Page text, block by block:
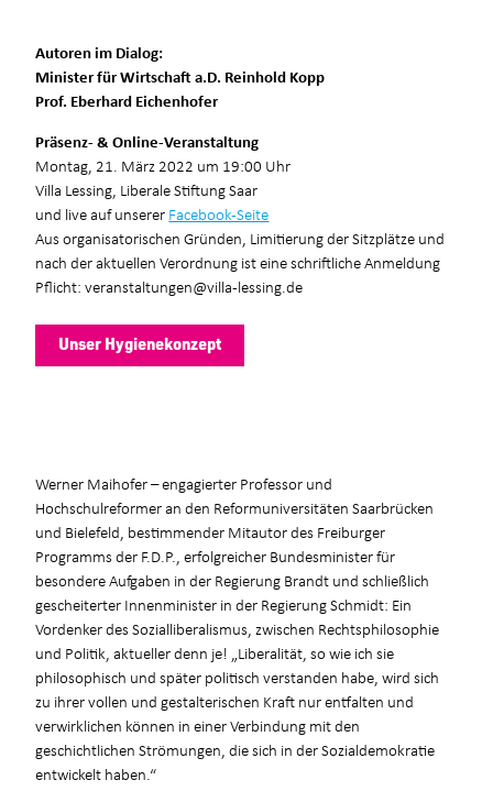
Autoren im Dialog:
Minister für Wirtschaft a.D. Reinhold Kopp
Prof. Eberhard Eichenhofer
Präsenz- & Online-Veranstaltung
Montag, 21. März 2022 um 19:00 Uhr
Villa Lessing, Liberale Stiftung Saar
und live auf unserer Facebook-Seite
Aus organisatorischen Gründen, Limitierung der Sitzplätze und
nach der aktuellen Verordnung ist eine schriftliche Anmeldung
Pflicht: veranstaltungen@villa-lessing.de
Unser Hygienekonzept
Werner Maihofer – engagierter Professor und
Hochschulreformer an den Reformuniversitäten Saarbrücken
und Bielefeld, bestimmender Mitautor des Freiburger
Programms der F.D.P., erfolgreicher Bundesminister für
besondere Aufgaben in der Regierung Brandt und schließlich
gescheiterter Innenminister in der Regierung Schmidt: Ein
Vordenker des Sozialliberalismus, zwischen Rechtsphilosophie
und Politik, aktueller denn je! „Liberalität, so wie ich sie
philosophisch und später politisch verstanden habe, wird sich
zu ihrer vollen und gestalterischen Kraft nur entfalten und
verwirklichen können in einer Verbindung mit den
geschichtlichen Strömungen, die sich in der Sozialdemokratie
entwickelt haben.“